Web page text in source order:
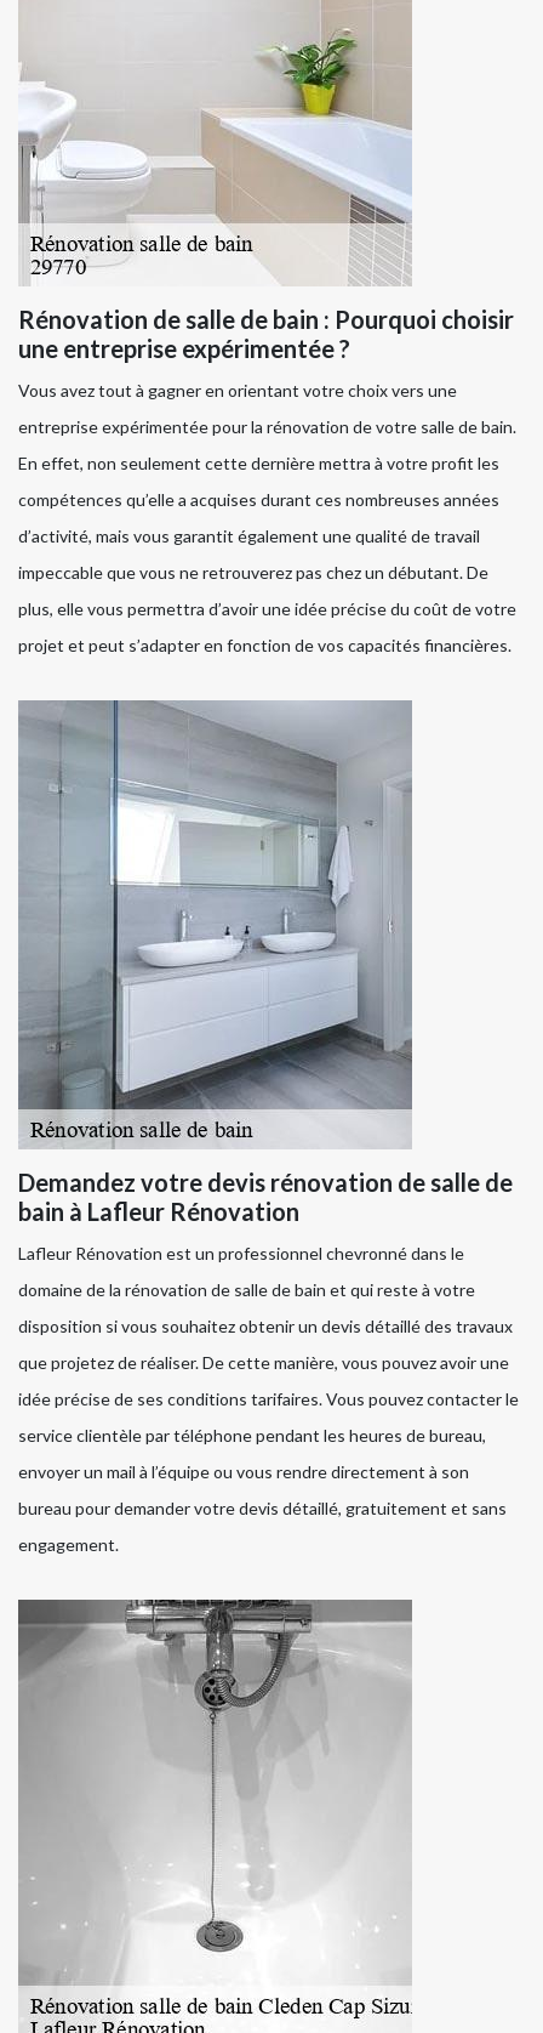
Rénovation de salle de bain : Pourquoi choisir
une entreprise expérimentée ?
Vous avez tout à gagner en orientant votre choix vers une
entreprise expérimentée pour la rénovation de votre salle de bain.
En effet, non seulement cette dernière mettra à votre profit les
compétences qu’elle a acquises durant ces nombreuses années
d’activité, mais vous garantit également une qualité de travail
impeccable que vous ne retrouverez pas chez un débutant. De
plus, elle vous permettra d’avoir une idée précise du coût de votre
projet et peut s’adapter en fonction de vos capacités financières.
Demandez votre devis rénovation de salle de
bain à Lafleur Rénovation
Lafleur Rénovation est un professionnel chevronné dans le
domaine de la rénovation de salle de bain et qui reste à votre
disposition si vous souhaitez obtenir un devis détaillé des travaux
que projetez de réaliser. De cette manière, vous pouvez avoir une
idée précise de ses conditions tarifaires. Vous pouvez contacter le
service clientèle par téléphone pendant les heures de bureau,
envoyer un mail à l’équipe ou vous rendre directement à son
bureau pour demander votre devis détaillé, gratuitement et sans
engagement.